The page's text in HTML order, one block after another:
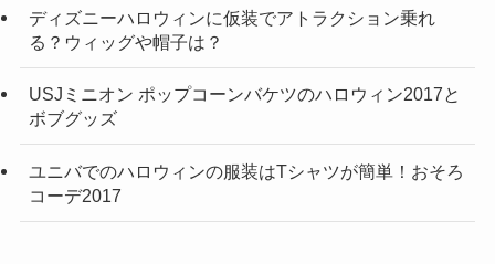
ディズニーハロウィンに仮装でアトラクション乗れ
る？ウィッグや帽子は？
USJミニオン ポップコーンバケツのハロウィン2017と
ボブグッズ
ユニバでのハロウィンの服装はTシャツが簡単！おそろ
コーデ2017